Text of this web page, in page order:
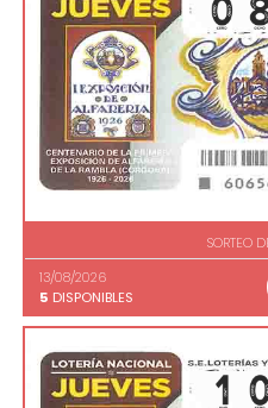
SORTEO
13/08/2026
5 DISPONIBLES